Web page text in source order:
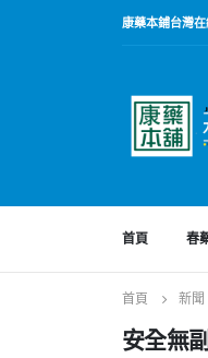
康藥本鋪台灣
首頁 春
首頁 新聞
安全無